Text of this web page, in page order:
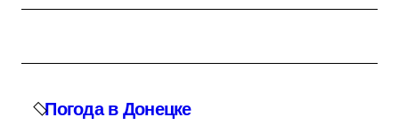
Погода в Донецке